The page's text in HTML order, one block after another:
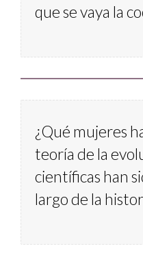
que se vaya la
¿Qué mujeres
teoría de la
científicas han
largo de la